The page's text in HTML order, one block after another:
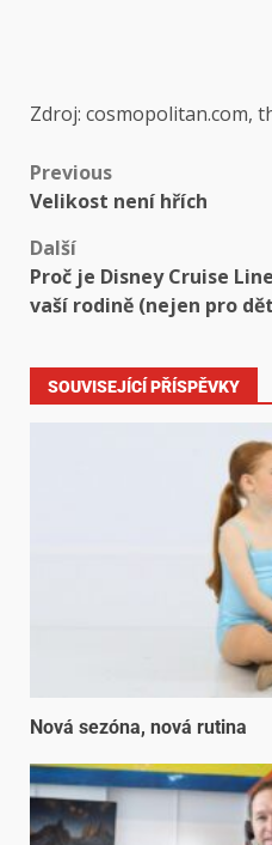
Zdroj: cosmopolitan.com,
Previous
Velikost není hřích
Další
Proč je Disney Cruise
vaší rodině (nejen pro
SOUVISEJÍCÍ PŘÍSPĚVKY
Nová sezóna, nová rutina